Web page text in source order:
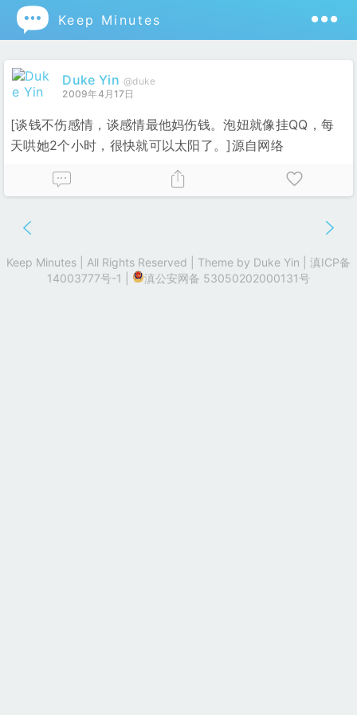
 Keep Minutes
Duke Yin @duke
2009年4月17日
[谈钱不伤感情，谈感情最他妈伤钱。泡妞就像挂QQ，每
天哄她2个小时，很快就可以太阳了。]源自网络
Keep Minutes | All Rights Reserved | Theme by Duke Yin
滇ICP备
14003777号-1
滇公安网备 53050202000131号